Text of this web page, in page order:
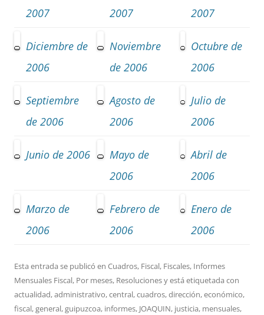
2007
2007
2007
Diciembre de
2006
Noviembre
de 2006
Octubre de
2006
Septiembre
de 2006
Agosto de
2006
Julio de
2006
Junio de 2006
Mayo de
2006
Abril de
2006
Marzo de
2006
Febrero de
2006
Enero de
2006
Esta entrada se publicó en Cuadros, Fiscal, Fiscales, Informes
Mensuales Fiscal, Por meses, Resolucionesy está etiquetada con
actualidad,administrativo,central,cuadros,dirección,económico,
fiscal,general,guipuzcoa, informes, JOAQUIN, justicia, mensuales,